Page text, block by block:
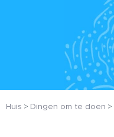
Huis Dingen om te doen